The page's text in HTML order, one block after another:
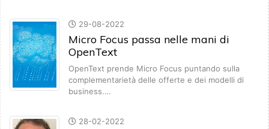
29-08-2022
Micro Focus passa nelle mani di
OpenText
OpenText prende Micro Focus puntando sulla
complementarietà delle offerte e dei modelli di
business.…
28-02-2022